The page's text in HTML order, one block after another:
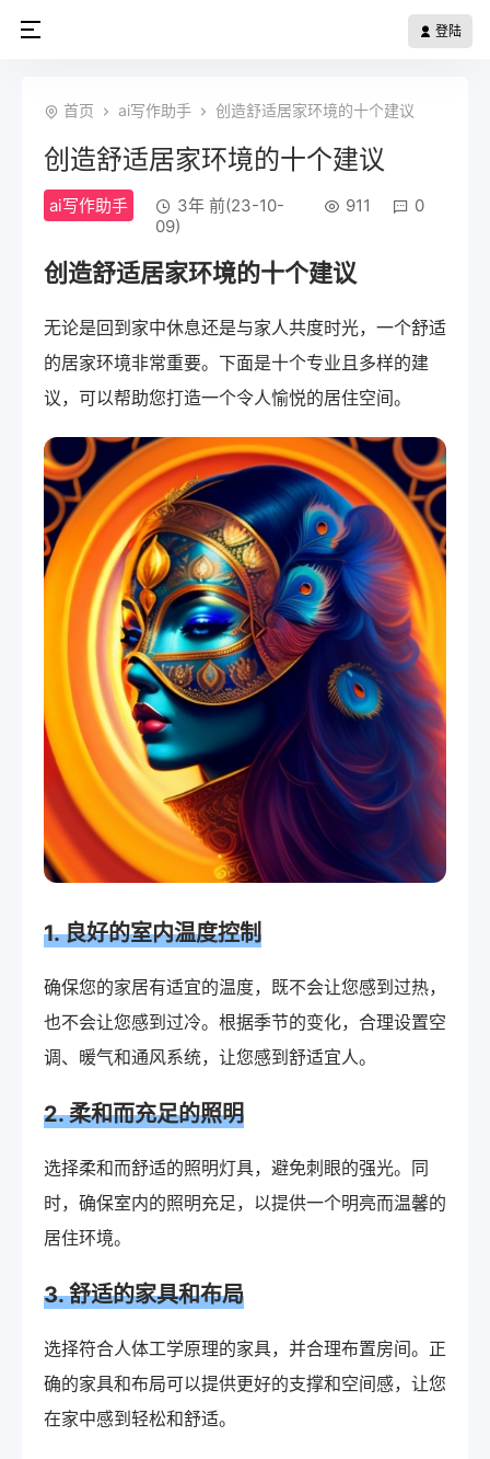
登陆
首页 ai写作助手 创造舒适居家环境的十个建议
创造舒适居家环境的十个建议
ai写作助手
3年 前(23-10-
09)
911 0
创造舒适居家环境的十个建议
无论是回到家中休息还是与家人共度时光，一个舒适
的居家环境非常重要。下面是十个专业且多样的建
议，可以帮助您打造一个令人愉悦的居住空间。
1. 良好的室内温度控制
确保您的家居有适宜的温度，既不会让您感到过热，
也不会让您感到过冷。根据季节的变化，合理设置空
调、暖气和通风系统，让您感到舒适宜人。
2. 柔和而充足的照明
选择柔和而舒适的照明灯具，避免刺眼的强光。同
时，确保室内的照明充足，以提供一个明亮而温馨的
居住环境。
3. 舒适的家具和布局
选择符合人体工学原理的家具，并合理布置房间。正
确的家具和布局可以提供更好的支撑和空间感，让您
在家中感到轻松和舒适。